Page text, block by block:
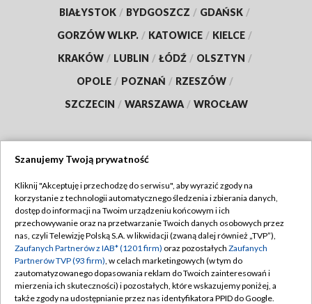
BIAŁYSTOK / BYDGOSZCZ / GDAŃSK /
GORZÓW WLKP. / KATOWICE / KIELCE /
KRAKÓW / LUBLIN / ŁÓDŹ / OLSZTYN /
OPOLE / POZNAŃ / RZESZÓW /
SZCZECIN / WARSZAWA / WROCŁAW
TVP
Abonament TVP
Emisja w TVP
Centrum informacji TVP
Naziemna Telewizja Cyfrowa
Regulamin TVP
Polityka prywatności
Moje zgody
Pomoc
Szanujemy Twoją prywatność
Kliknij "Akceptuję i przechodzę do serwisu", aby wyrazić zgody na
korzystanie z technologii automatycznego śledzenia i zbierania danych,
dostęp do informacji na Twoim urządzeniu końcowym i ich
przechowywanie oraz na przetwarzanie Twoich danych osobowych przez
nas, czyli Telewizję Polską S.A. w likwidacji (zwaną dalej również „TVP”),
Zaufanych Partnerów z IAB* (1201 firm) oraz pozostałych Zaufanych
Partnerów TVP (93 firm), w celach marketingowych (w tym do
zautomatyzowanego dopasowania reklam do Twoich zainteresowań i
mierzenia ich skuteczności) i pozostałych, które wskazujemy poniżej, a
także zgody na udostępnianie przez nas identyfikatora PPID do Google.